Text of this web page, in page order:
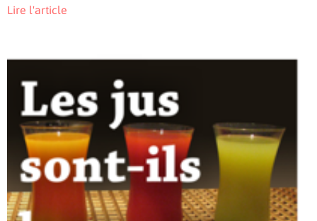
Lire l'article